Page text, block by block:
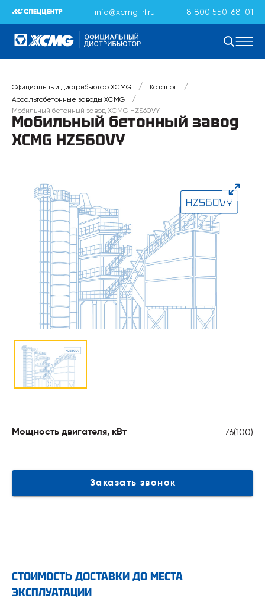
info@xcmg-rf.ru 8 800 550-68-01
Официальный дистрибьютор XCMG / Каталог /
Асфальтобетонные заводы XCMG /
Мобильный бетонный завод XCMG HZS60VY
Мобильный бетонный завод
XCMG HZS60VY
Мощность двигателя, кВт 76(100)
Заказать звонок
СТОИМОСТЬ ДОСТАВКИ ДО МЕСТА
ЭКСПЛУАТАЦИИ